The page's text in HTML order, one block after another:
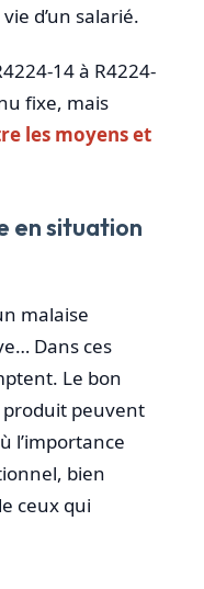
d’un salarié.
14 à R4224-
fixe, mais
les moyens et
en situation
malaise
Dans ces
Le bon
produit peuvent
l’importance
bien
ceux qui